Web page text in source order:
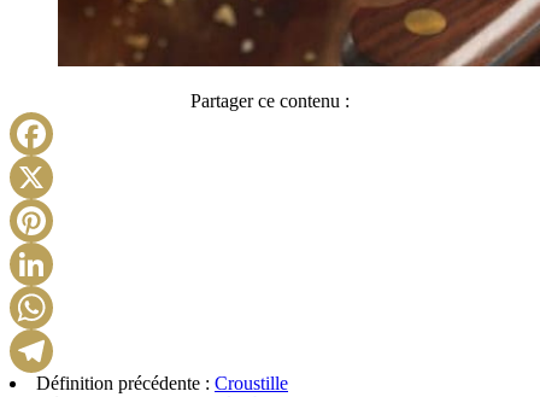
Partager ce contenu :
Telegram
Définition précédente : Croustille